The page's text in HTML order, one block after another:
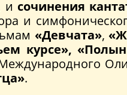
и сочинения
и
«Девчата»,
курсе»,
.